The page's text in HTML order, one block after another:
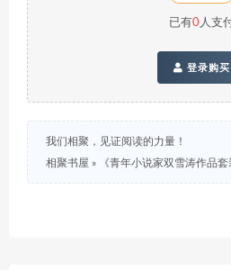
已有0人支
登录购买
我们相聚，见证阅读的力量！
相聚书屋 » 《青年小说家双雪涛作品套